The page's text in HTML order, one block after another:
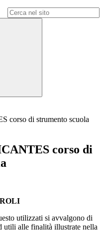
corso di strumento scuola
corso di
utilizzati si avvalgono di
utili alle finalità illustrate nella